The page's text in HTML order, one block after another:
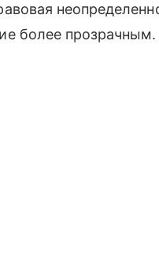
более прозрачным.